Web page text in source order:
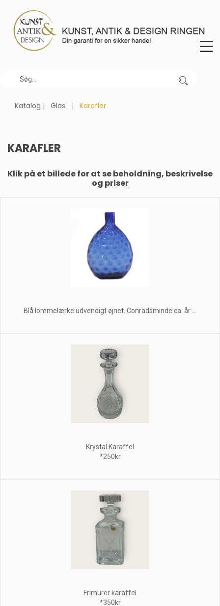
Katalog Glas Karafler
KARAFLER
Klik på et billede for at se beholdning, beskrivelse
og priser
Blå lommelærke udvendigt øjnet. Conradsminde ca. år ...
Krystal Karaffel
*250kr
Frimurer karaffel
*350kr